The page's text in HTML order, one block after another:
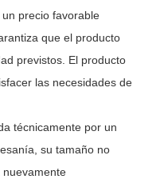
precio favorable
que el producto
previstos. El producto
las necesidades de
técnicamente por un
su tamaño no